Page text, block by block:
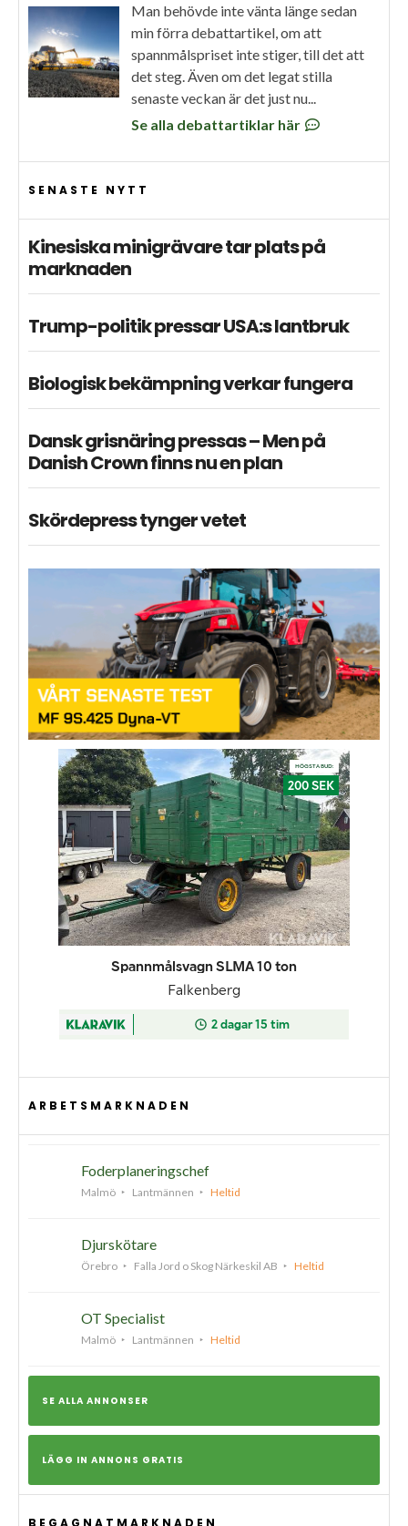
Man behövde inte vänta länge sedan
min förra debattartikel, om att
spannmålspriset inte stiger, till det att
det steg. Även om det legat stilla
senaste veckan är det just nu...
Se alla debattartiklar här
SENASTE NYTT
Kinesiska minigrävare tar plats på
marknaden
Trump-politik pressar USA:s lantbruk
Biologisk bekämpning verkar fungera
Dansk grisnäring pressas – Men på
Danish Crown finns nu en plan
Skördepress tynger vetet
ARBETSMARKNADEN
Foderplaneringschef
Malmö Lantmännen Heltid
Djurskötare
Örebro Falla Jord o Skog Närkeskil AB Heltid
OT Specialist
Malmö Lantmännen Heltid
SE ALLA ANNONSER
LÄGG IN ANNONS GRATIS
BEGAGNATMARKNADEN